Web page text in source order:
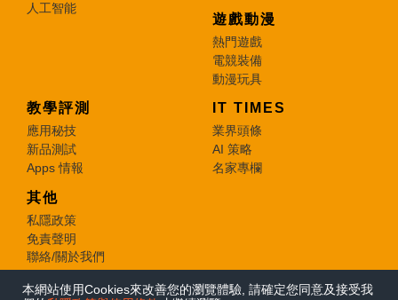
本網站使用Cookies來改善您的瀏覽體驗, 請確定您同意及接受我
人工智能
遊戲動漫
熱門遊戲
電競裝備
動漫玩具
教學評測
應用秘技
新品測試
Apps 情報
IT TIMES
業界頭條
AI 策略
名家專欄
其他
私隱政策
免責聲明
聯絡/關於我們
© 2026 e-zone. All Rights Reserved.